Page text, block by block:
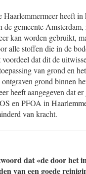
Haarlemmermeer heeft
de gemeente
kan worden gebruikt,
alle stoffen die in de
dat dit de
van grond en
grond binnen
heeft aangegeven dat
en PFOA in
van kracht.
dat «de door het
van een goede